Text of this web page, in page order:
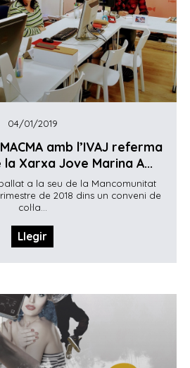
04/01/2019
amb l’IVAJ referma
Xarxa Jove Marina A...
a la seu de la Mancomunitat
de 2018 dins un conveni de
col·la...
Llegir